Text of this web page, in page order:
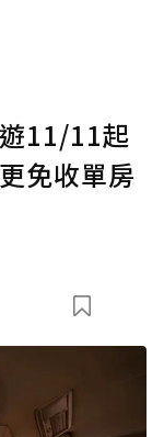
認送出
購買點數
11/11起
免收單房